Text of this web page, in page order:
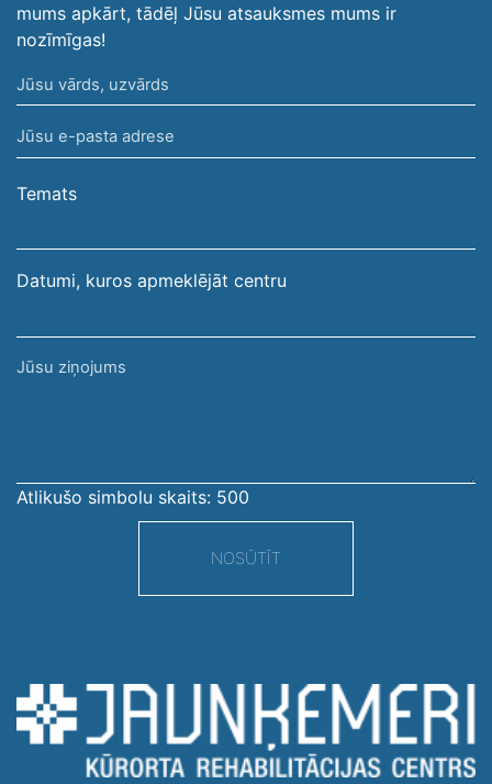
mums apkārt, tādēļ Jūsu atsauksmes mums ir
nozīmīgas!
Jūsu
vārds,
uzvārds
Jūsu
e-
pasta
Temats
Datumi, kuros apmeklējāt centru
Jūsu
Atlikušo simbolu skaits: 500
NOSŪTĪT